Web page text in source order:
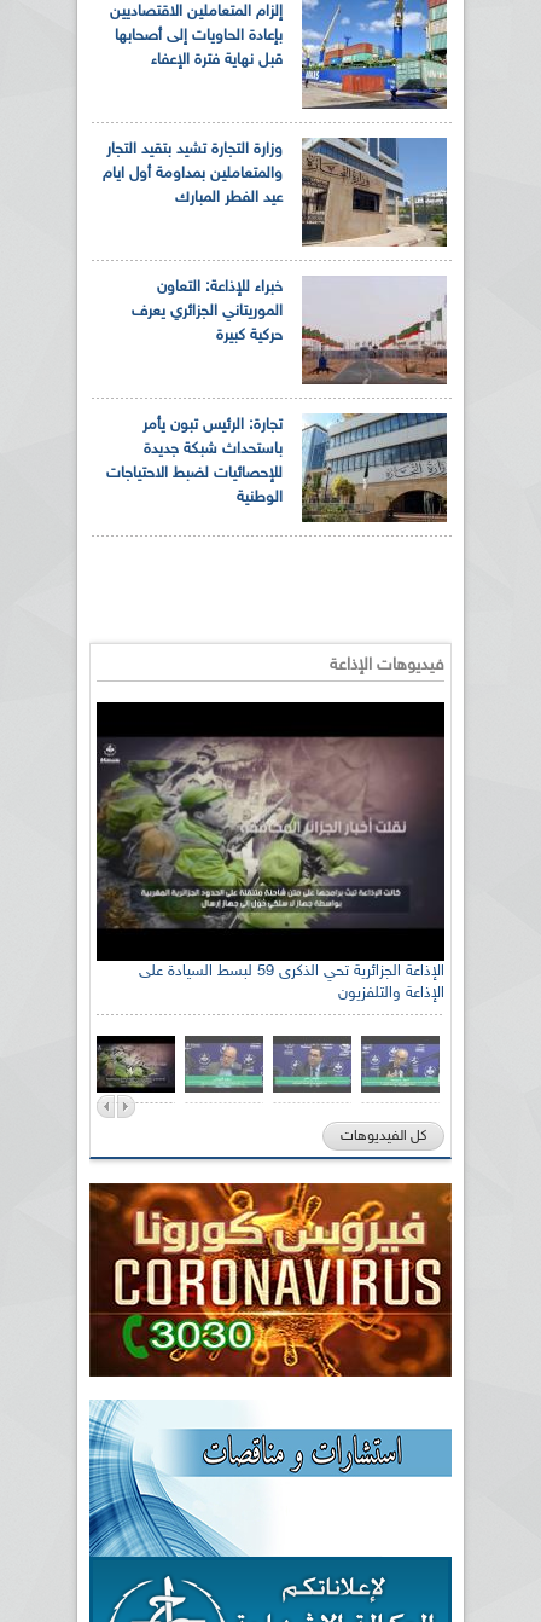
إلزام المتعاملين الاقتصاديين
بإعادة الحاويات إلى أصحابها
قبل نهاية فترة الإعفاء
وزارة التجارة تشيد بتقيد التجار
والمتعاملين بمداومة أول ايام
عيد الفطر المبارك
خبراء للإذاعة: التعاون
الموريتاني الجزائري يعرف
حركية كبيرة
تجارة: الرئيس تبون يأمر
باستحداث شبكة جديدة
للإحصائيات لضبط الاحتياجات
الوطنية
فيديوهات الإذاعة
الإذاعة الجزائرية تحي الذكرى 59 لبسط السيادة على
الإذاعة والتلفزيون
كل الفيديوهات